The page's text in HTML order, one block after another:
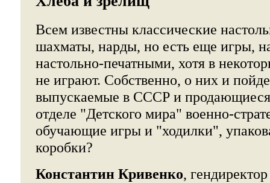
Всем известны классические
шахматы, нарды, но есть еще игры,
настольно-печатными, хотя в
не играют. Собственно, о них и
выпускаемые в СССР и
отделе "Детского мира" военно-
обучающие игры и "ходилки",
коробки?
Константин Кривенко,